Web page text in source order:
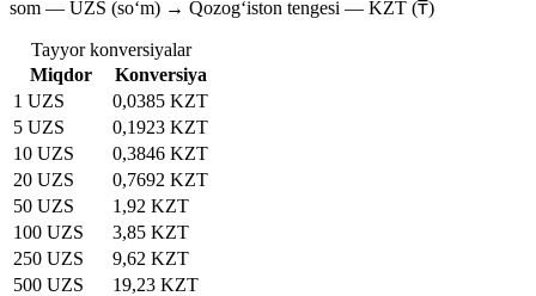
som — UZS (soʻm) → Qozog‘iston tengesi — KZT (₸)
Tayyor konversiyalar
Miqdor
Konversiya
1 UZS
0,0385 KZT
5 UZS
0,1923 KZT
10 UZS
0,3846 KZT
20 UZS
0,7692 KZT
50 UZS
1,92 KZT
100 UZS
3,85 KZT
250 UZS
9,62 KZT
500 UZS
19,23 KZT